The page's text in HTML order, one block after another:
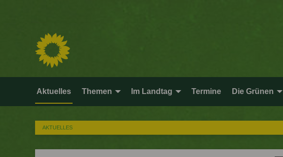
Aktuelles Themen Im Landtag Termine Die Grünen
AKTUELLES